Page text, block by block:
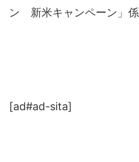
ン 新米キャンペーン」係
[ad#ad-sita]